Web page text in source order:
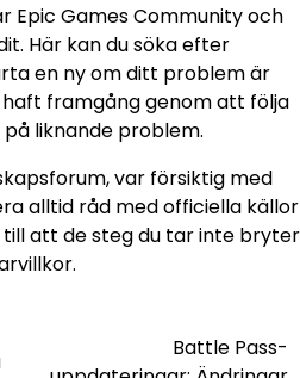
Epic Games Community och
Här kan du söka efter
en ny om ditt problem är
framgång genom att följa
liknande problem.
var försiktig med
alltid råd med officiella källor
att de steg du tar inte bryter
Battle Pass-